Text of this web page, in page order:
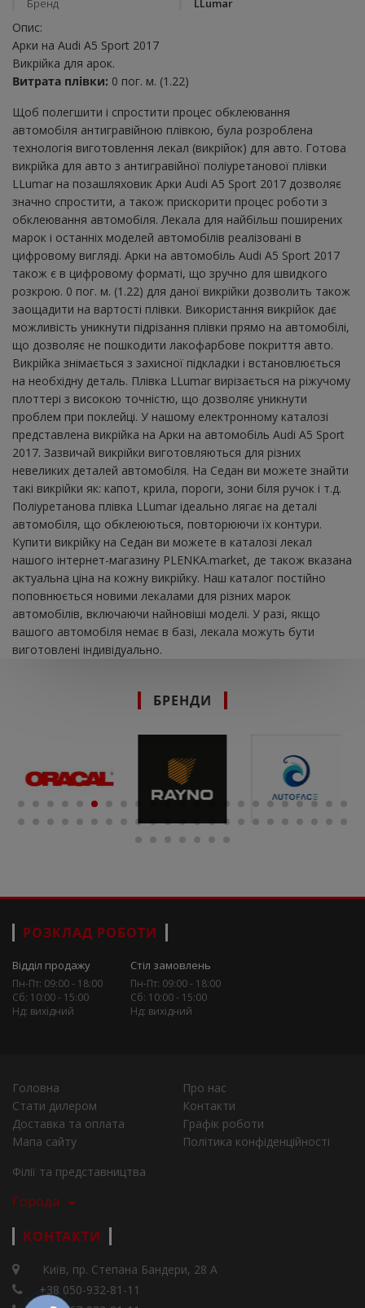
Опис:
Арки на Audi A5 Sport 2017
Викрійка для арок.
Витрата плівки: 0 пог. м. (1.22)
Щоб полегшити і спростити процес обклеювання
автомобіля антигравійною плівкою, була розроблена
технологія виготовлення лекал (викрійок) для авто. Готова
викрійка для авто з антигравійної поліуретанової плівки
LLumar на позашляховик Арки Audi A5 Sport 2017 дозволяє
значно спростити, а також прискорити процес роботи з
обклеювання автомобіля. Лекала для найбільш поширених
марок і останніх моделей автомобілів реалізовані в
цифровому вигляді. Арки на автомобіль Audi A5 Sport 2017
також є в цифровому форматі, що зручно для швидкого
розкрою. 0 пог. м. (1.22) для даної викрійки дозволить також
заощадити на вартості плівки. Використання викрійок дає
можливість уникнути підрізання плівки прямо на автомобілі,
що дозволяє не пошкодити лакофарбове покриття авто.
Викрійка знімається з захисної підкладки і встановлюється
на необхідну деталь. Плівка LLumar вирізається на ріжучому
плоттері з високою точністю, що дозволяє уникнути
проблем при поклейці. У нашому електронному каталозі
представлена ​​викрійка на Арки на автомобіль Audi A5 Sport
2017. Зазвичай викрійки виготовляються для різних
невеликих деталей автомобіля. На Седан ви можете знайти
такі викрійки як: капот, крила, пороги, зони біля ручок і т.д.
Поліуретанова плівка LLumar ідеально лягає на деталі
автомобіля, що обклеюються, повторюючи їх контури.
Купити викрійку на Седан ви можете в каталозі лекал
нашого інтернет-магазину PLENKA.market, де також вказана
актуальна ціна на кожну викрійку. Наш каталог постійно
поповнюється новими лекалами для різних марок
автомобілів, включаючи найновіші моделі. У разі, якщо
вашого автомобіля немає в базі, лекала можуть бути
виготовлені індивідуально.
БРЕНДИ
РОЗКЛАД РОБОТИ
Відділ продажу
Пн-Пт: 09:00 - 18:00
Сб: 10:00 - 15:00
Нд: вихідний
Стіл замовлень
Пн-Пт: 09:00 - 18:00
Сб: 10:00 - 15:00
Нд: вихідний
Головна
Про нас
Стати дилером
Контакти
Доставка та оплата
Графік роботи
Мапа сайту
Політика конфіденційності
Філії та представництва
Города
КОНТАКТИ
Київ, пр. Степана Бандери, 28 А
+38 050-932-81-11